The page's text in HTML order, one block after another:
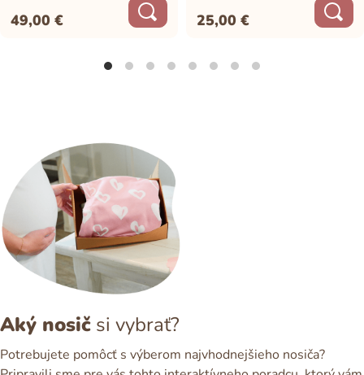
49,00€ 25,00€
Aký nosič si vybrať?
Potrebujete pomôcť s výberom najvhodnejšieho nosiča?